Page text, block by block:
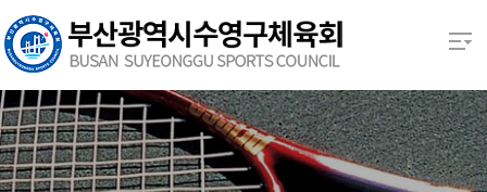
본문 바로가기
열기
열기